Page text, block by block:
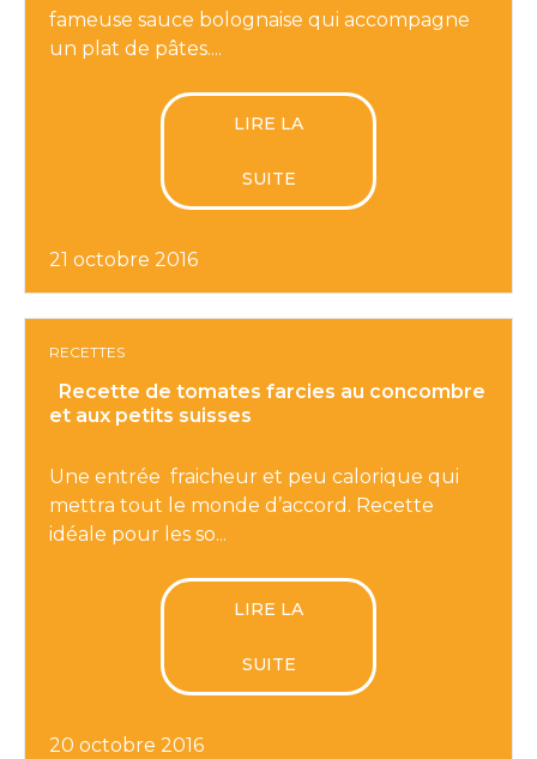
fameuse sauce bolognaise qui accompagne
un plat de pâtes....
LIRE LA
SUITE
21 octobre 2016
RECETTES
Recette de tomates farcies au concombre
et aux petits suisses
Une entrée fraicheur et peu calorique qui
mettra tout le monde d’accord. Recette
idéale pour les so...
LIRE LA
SUITE
20 octobre 2016